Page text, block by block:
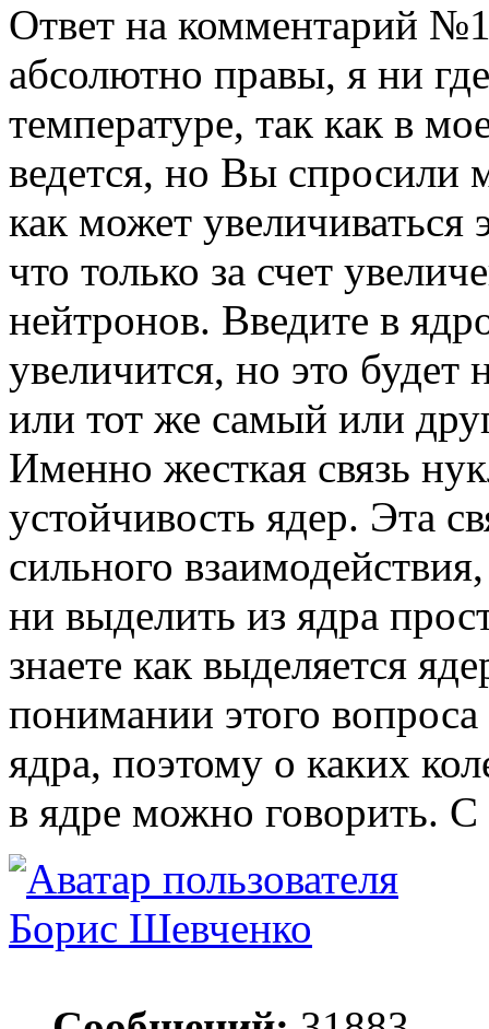
Ответ на комментарий
абсолютно правы, я ни
температуре, так как в
ведется, но Вы спросили
как может увеличиваться
что только за счет
нейтронов. Введите в
увеличится, но это будет
или тот же самый или
Именно жесткая связь
устойчивость ядер. Эта
сильного
ни выделить из ядра
знаете как выделяется
понимании этого вопроса
ядра, поэтому о каких
в ядре можно говорить.
Борис Шевченко